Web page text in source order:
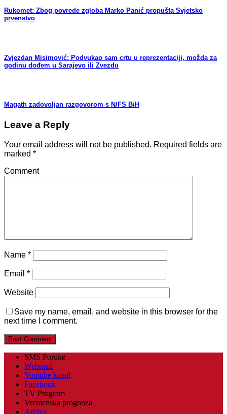
Rukomet: Zbog povrede zgloba Marko Panić propušta Svjetsko
prvenstvo
Zvjezdan Misimović: Podvukao sam crtu u reprezentaciji, možda za
godinu dođem u Sarajevo ili Zvezdu
Magath zadovoljan razgovorom s N/FS BiH
Leave a Reply
Your email address will not be published. Required fields are
marked *
Comment
Name *
Email *
Website
Save my name, email, and website in this browser for the
next time I comment.
SMS Poruke
Webmail
Youtube kanal
Facebook
TV Program
Vremenska prognoza
Arhiva